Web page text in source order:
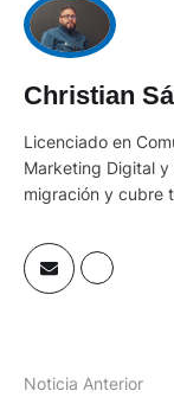
Christian
Licenciado en
Marketing Digital
migración y cubre
Noticia Anterior